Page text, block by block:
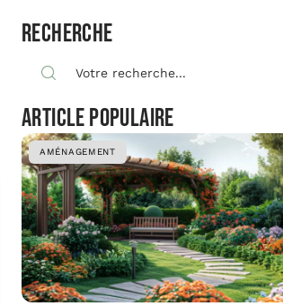
Recherche
Article populaire
AMÉNAGEMENT